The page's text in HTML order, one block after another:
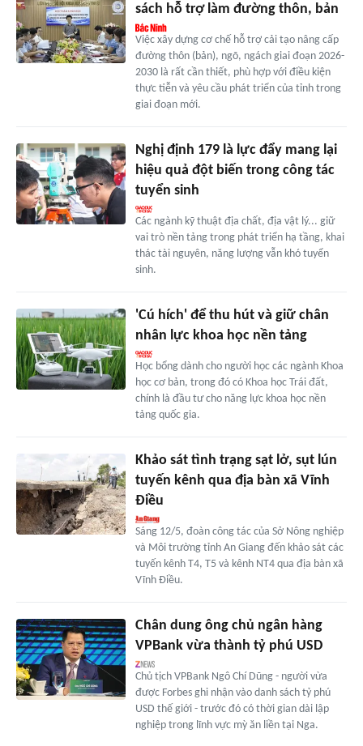
sách hỗ trợ làm đường thôn, bản
Việc xây dựng cơ chế hỗ trợ cải tạo nâng cấp
đường thôn (bản), ngõ, ngách giai đoạn 2026-
2030 là rất cần thiết, phù hợp với điều kiện
thực tiễn và yêu cầu phát triển của tỉnh trong
giai đoạn mới.
Nghị định 179 là lực đẩy mang lại
hiệu quả đột biến trong công tác
tuyển sinh
Các ngành kỹ thuật địa chất, địa vật lý... giữ
vai trò nền tảng trong phát triển hạ tầng, khai
thác tài nguyên, năng lượng vẫn khó tuyển
sinh.
'Cú hích' để thu hút và giữ chân
nhân lực khoa học nền tảng
Học bổng dành cho người học các ngành Khoa
học cơ bản, trong đó có Khoa học Trái đất,
chính là đầu tư cho năng lực khoa học nền
tảng quốc gia.
Khảo sát tình trạng sạt lở, sụt lún
tuyến kênh qua địa bàn xã Vĩnh
Điều
Sáng 12/5, đoàn công tác của Sở Nông nghiệp
và Môi trường tỉnh An Giang đến khảo sát các
tuyến kênh T4, T5 và kênh NT4 qua địa bàn xã
Vĩnh Điều.
Chân dung ông chủ ngân hàng
VPBank vừa thành tỷ phú USD
Chủ tịch VPBank Ngô Chí Dũng - người vừa
được Forbes ghi nhận vào danh sách tỷ phú
USD thế giới - trước đó có thời gian dài lập
nghiệp trong lĩnh vực mỳ ăn liền tại Nga.